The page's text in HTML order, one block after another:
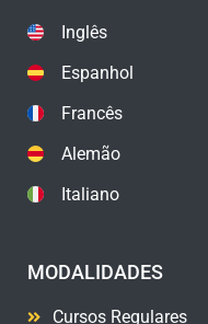
Inglês
Espanhol
Francês
Alemão
Italiano
MODALIDADES
Cursos Regulares